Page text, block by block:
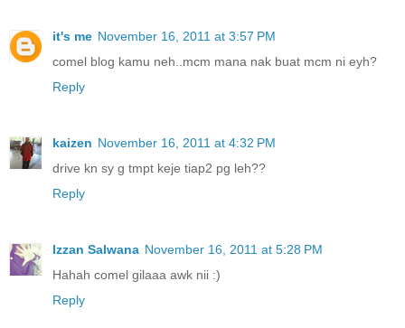
it's me November 16, 2011 at 3:57 PM
comel blog kamu neh..mcm mana nak buat mcm ni eyh?
Reply
kaizen November 16, 2011 at 4:32 PM
drive kn sy g tmpt keje tiap2 pg leh??
Reply
Izzan Salwana November 16, 2011 at 5:28 PM
Hahah comel gilaaa awk nii :)
Reply